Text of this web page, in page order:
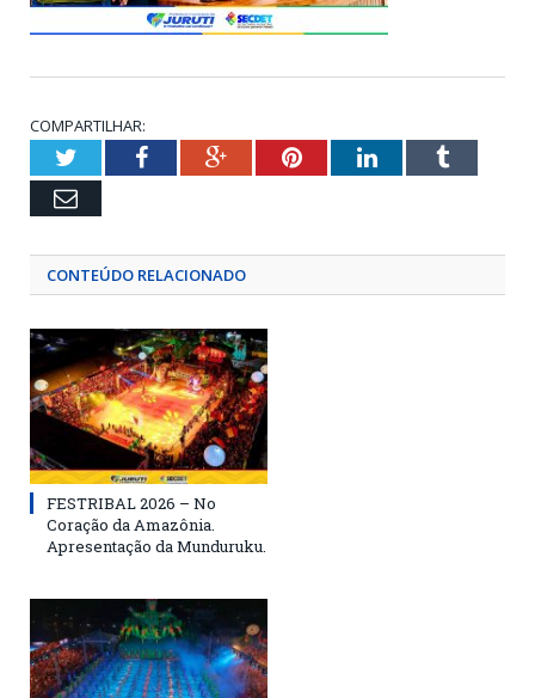
COMPARTILHAR:
TwitterFacebookGoogle+PinterestLinkedInTumblr
Email
CONTEÚDO RELACIONADO
FESTRIBAL 2026 – No
Coração da Amazônia.
Apresentação da Munduruku.